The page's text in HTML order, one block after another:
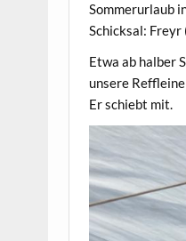
Sommerurlaub
Schicksal: Freyr
Etwa ab halber
unsere
Er schiebt mit.